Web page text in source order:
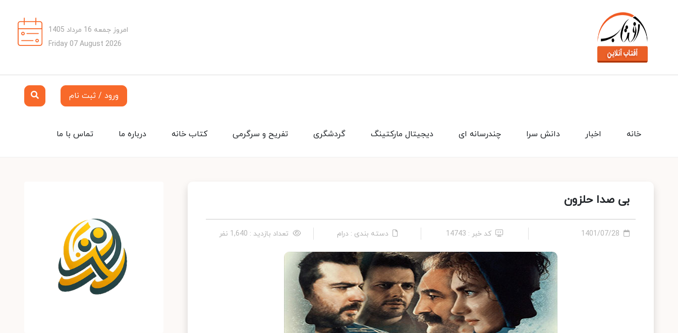
امروز جمعه 16 مرداد 1405
Friday 07 August 2026
ورود / ثبت نام
تماس با ما درباره ما کتاب خانه تفریح و سرگرمی گردشگری دیجیتال مارکتینگ چندرسانه ای دانش سرا اخبار خانه
بی صدا حلزون
1401/07/28 کد خبر : 14743 دسته بندی : درام تعداد بازدید : 1,640 نفر